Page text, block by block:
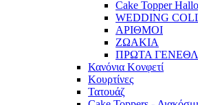
Cake Topper
WEDDING
ΑΡΙΘΜΟΙ
ΖΩΑΚΙΑ
ΠΡΩΤΑ
Κανόνια Κονφετί
Κουρτίνες
Τατουάζ